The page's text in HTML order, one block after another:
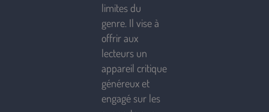
limites du
genre. Il vise à
offrir aux
lecteurs un
appareil critique
généreux et
engagé sur les